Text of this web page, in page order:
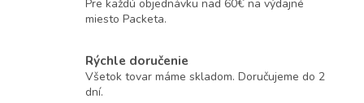
Pre každú objednávku nad 60€ na výdajné
miesto Packeta.
Rýchle doručenie
Všetok tovar máme skladom. Doručujeme do 2
dní.